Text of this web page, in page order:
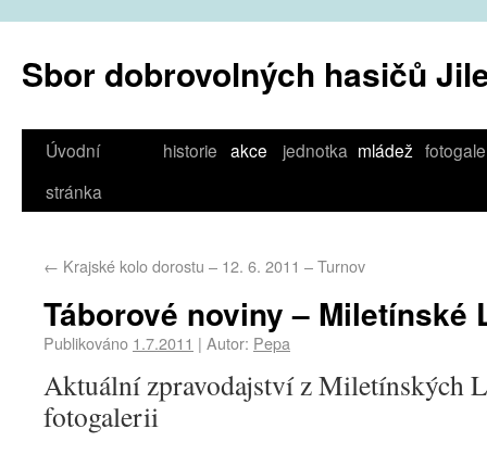
Sbor dobrovolných hasičů
Úvodní
stránka
historie akce jednotka mládež
← Krajské kolo dorostu – 12. 6. 2011 – Turnov
Táborové noviny – Miletínské
Publikováno 1.7.2011 | Autor: Pepa
Aktuální zpravodajství z Miletínských
fotogalerii